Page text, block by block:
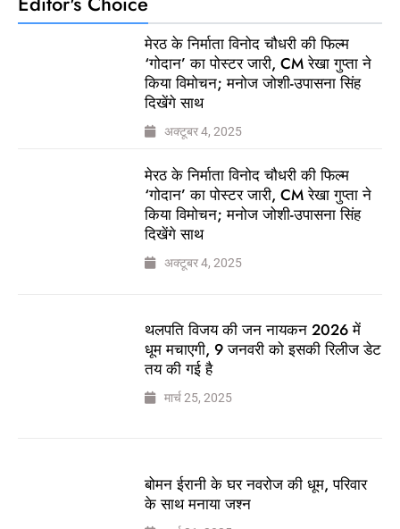
मेरठ के निर्माता विनोद चौधरी की फिल्म
‘गोदान’ का पोस्टर जारी, CM रेखा गुप्ता ने
किया विमोचन; मनोज जोशी-उपासना सिंह
दिखेंगे साथ
अक्टूबर 4, 2025
मेरठ के निर्माता विनोद चौधरी की फिल्म
‘गोदान’ का पोस्टर जारी, CM रेखा गुप्ता ने
किया विमोचन; मनोज जोशी-उपासना सिंह
दिखेंगे साथ
अक्टूबर 4, 2025
थलपति विजय की जन नायकन 2026 में
धूम मचाएगी, 9 जनवरी को इसकी रिलीज डेट
तय की गई है
मार्च 25, 2025
बोमन ईरानी के घर नवरोज की धूम, परिवार
के साथ मनाया जश्न